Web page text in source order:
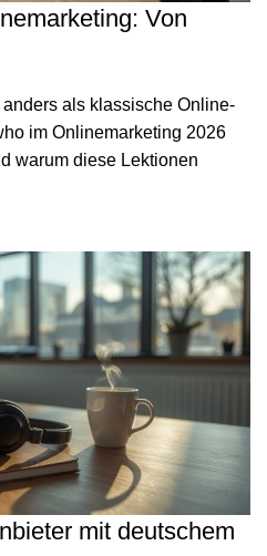
Von
als klassische Online-
im Onlinemarketing 2026
warum diese Lektionen
mit deutschem